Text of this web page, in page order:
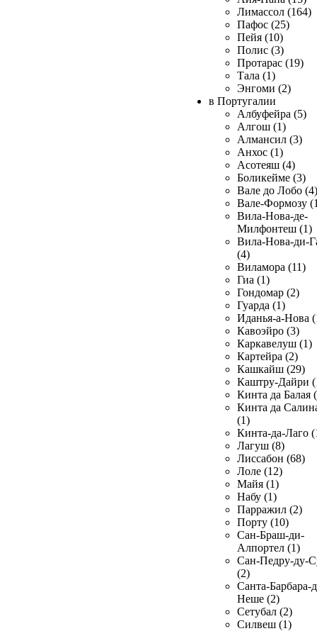
Лимассол (164)
Пафос (25)
Пейя (10)
Полис (3)
Протарас (19)
Тала (1)
Энгоми (2)
в Португалии
Албуфейра (5)
Алгош (1)
Алмансил (3)
Анхос (1)
Асотеяш (4)
Боликейме (3)
Вале до Лобо (4)
Вале-Формозу
Вила-Нова-де-
Милфонтеш (1)
Вила-Нова-ди-
(4)
Виламора (11)
Гиа (1)
Гондомар (2)
Гуарда (1)
Иданья-а-Нова
Кавоэйро (3)
Каркавелуш (1)
Картейра (2)
Кашкайш (29)
Каштру-Дайри
Кинта да Балая
Кинта да
(1)
Кинта-да-Лаго
Лагуш (8)
Лиссабон (68)
Лоле (12)
Майя (1)
Набу (1)
Парражил (2)
Порту (10)
Сан-Браш-ди-
Алпортел (1)
Сан-Педру-ду-
(2)
Санта-Барбара-
Неше (2)
Сетубал (2)
Силвеш (1)